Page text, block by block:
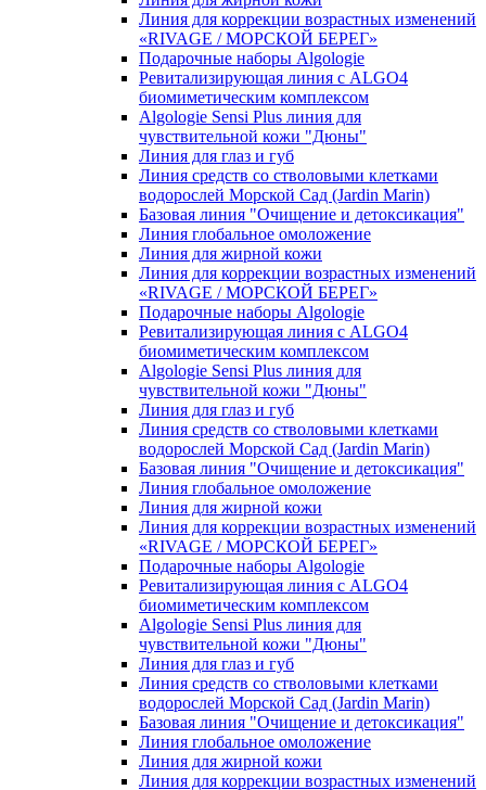
Линия для коррекции возрастных изменений
«RIVAGE / МОРСКОЙ БЕРЕГ»
Подарочные наборы Algologie
Ревитализирующая линия с ALGO4
биомиметическим комплексом
Algologie Sensi Plus линия для
чувcтвительной кожи "Дюны"
Линия для глаз и губ
Линия средств со стволовыми клетками
водорослей Морской Сад (Jardin Marin)
Базовая линия "Очищение и детоксикация"
Линия глобальное омоложение
Линия для жирной кожи
Линия для коррекции возрастных изменений
«RIVAGE / МОРСКОЙ БЕРЕГ»
Подарочные наборы Algologie
Ревитализирующая линия с ALGO4
биомиметическим комплексом
Algologie Sensi Plus линия для
чувcтвительной кожи "Дюны"
Линия для глаз и губ
Линия средств со стволовыми клетками
водорослей Морской Сад (Jardin Marin)
Базовая линия "Очищение и детоксикация"
Линия глобальное омоложение
Линия для жирной кожи
Линия для коррекции возрастных изменений
«RIVAGE / МОРСКОЙ БЕРЕГ»
Подарочные наборы Algologie
Ревитализирующая линия с ALGO4
биомиметическим комплексом
Algologie Sensi Plus линия для
чувcтвительной кожи "Дюны"
Линия для глаз и губ
Линия средств со стволовыми клетками
водорослей Морской Сад (Jardin Marin)
Базовая линия "Очищение и детоксикация"
Линия глобальное омоложение
Линия для жирной кожи
Линия для коррекции возрастных изменений